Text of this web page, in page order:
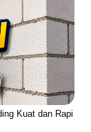
Kuat dan Rapi